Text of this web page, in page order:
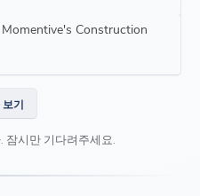
Construction
기
시만 기다려주세요.